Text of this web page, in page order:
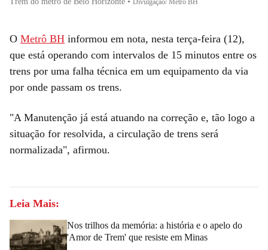
O Metrô BH informou em nota, nesta terça-feira (12),
que está operando com intervalos de 15 minutos entre os
trens por uma falha técnica em um equipamento da via
por onde passam os trens.
"A Manutenção já está atuando na correção e, tão logo a
situação for resolvida, a circulação de trens será
normalizada", afirmou.
Leia Mais:
Nos trilhos da memória: a história e o apelo do
'Amor de Trem' que resiste em Minas